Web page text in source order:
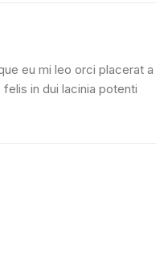
eu mi leo orci placerat a
in dui lacinia potenti